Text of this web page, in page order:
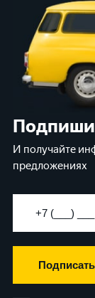
И получайте
предложениях